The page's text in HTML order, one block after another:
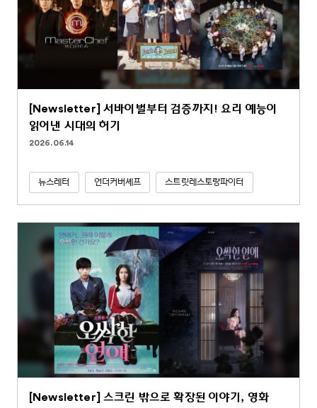
[Newsletter] 서바이벌부터 검증까지! 요리 예능이
읽어낸 시대의 허기
2026.06.14
뉴스레터 언더커버셰프 스트릿레스토랑파이터
[Newsletter] 스크린 밖으로 확장된 이야기, 영화